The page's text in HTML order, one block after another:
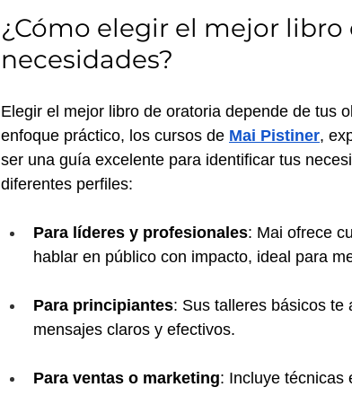
¿Cómo elegir el mejor
necesidades?
Elegir el mejor libro de oratoria depende de tus
enfoque práctico, los cursos de Mai Pistiner,
ser una guía excelente para identificar tus
diferentes perfiles:
Para líderes y profesionales: Mai ofrece
hablar en público con impacto, ideal para
Para principiantes: Sus talleres básicos te
mensajes claros y efectivos.
Para ventas o marketing: Incluye técnicas